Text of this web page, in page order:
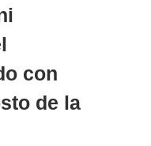
con
de la